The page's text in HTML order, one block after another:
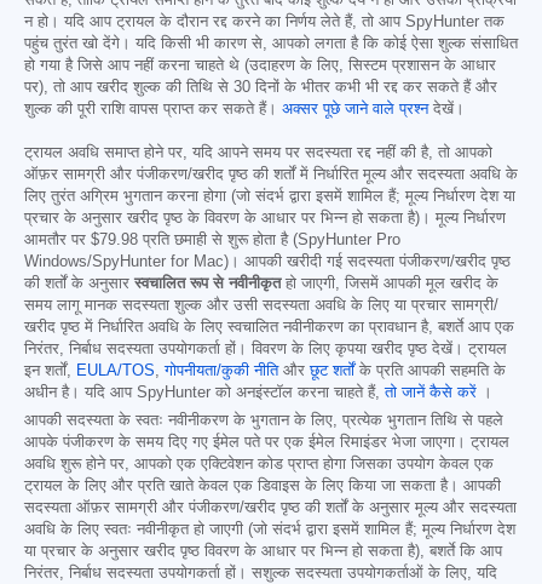
न हो। यदि आप ट्रायल के दौरान रद्द करने का निर्णय लेते हैं, तो आप SpyHunter तक
पहुंच तुरंत खो देंगे। यदि किसी भी कारण से, आपको लगता है कि कोई ऐसा शुल्क संसाधित
हो गया है जिसे आप नहीं करना चाहते थे (उदाहरण के लिए, सिस्टम प्रशासन के आधार
पर), तो आप खरीद शुल्क की तिथि से 30 दिनों के भीतर कभी भी रद्द कर सकते हैं और
शुल्क की पूरी राशि वापस प्राप्त कर सकते हैं। अक्सर पूछे जाने वाले प्रश्नदेखें।
ट्रायल अवधि समाप्त होने पर, यदि आपने समय पर सदस्यता रद्द नहीं की है, तो आपको
ऑफ़र सामग्री और पंजीकरण/खरीद पृष्ठ की शर्तों में निर्धारित मूल्य और सदस्यता अवधि के
लिए तुरंत अग्रिम भुगतान करना होगा (जो संदर्भ द्वारा इसमें शामिल हैं; मूल्य निर्धारण देश या
प्रचार के अनुसार खरीद पृष्ठ के विवरण के आधार पर भिन्न हो सकता है)। मूल्य निर्धारण
आमतौर पर $79.98 प्रति छमाही से शुरू होता है (SpyHunter Pro
Windows/SpyHunter for Mac)। आपकी खरीदी गई सदस्यता पंजीकरण/खरीद पृष्ठ
की शर्तों के अनुसार स्वचालित रूप से नवीनीकृतहो जाएगी, जिसमें आपकी मूल खरीद के
समय लागू मानक सदस्यता शुल्क और उसी सदस्यता अवधि के लिए या प्रचार सामग्री/
खरीद पृष्ठ में निर्धारित अवधि के लिए स्वचालित नवीनीकरण का प्रावधान है, बशर्ते आप एक
निरंतर, निर्बाध सदस्यता उपयोगकर्ता हों। विवरण के लिए कृपया खरीद पृष्ठ देखें। ट्रायल
इन शर्तों, EULA/TOS,गोपनीयता/कुकी नीतिऔरछूट शर्तोंके प्रति आपकी सहमति के
अधीन है। यदि आप SpyHunter को अनइंस्टॉल करना चाहते हैं,तो जानें कैसे करें ।
आपकी सदस्यता के स्वतः नवीनीकरण के भुगतान के लिए, प्रत्येक भुगतान तिथि से पहले
आपके पंजीकरण के समय दिए गए ईमेल पते पर एक ईमेल रिमाइंडर भेजा जाएगा। ट्रायल
अवधि शुरू होने पर, आपको एक एक्टिवेशन कोड प्राप्त होगा जिसका उपयोग केवल एक
ट्रायल के लिए और प्रति खाते केवल एक डिवाइस के लिए किया जा सकता है। आपकी
सदस्यता ऑफ़र सामग्री और पंजीकरण/खरीद पृष्ठ की शर्तों के अनुसार मूल्य और सदस्यता
अवधि के लिए स्वतः नवीनीकृत हो जाएगी (जो संदर्भ द्वारा इसमें शामिल हैं; मूल्य निर्धारण देश
या प्रचार के अनुसार खरीद पृष्ठ विवरण के आधार पर भिन्न हो सकता है), बशर्ते कि आप
निरंतर, निर्बाध सदस्यता उपयोगकर्ता हों। सशुल्क सदस्यता उपयोगकर्ताओं के लिए, यदि